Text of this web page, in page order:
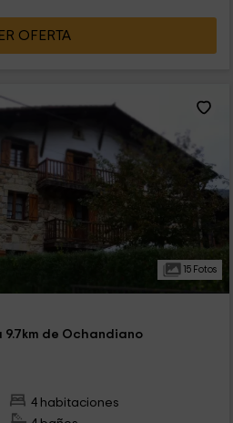
OFERTA
15 Fotos
de Ochandiano
4 habitaciones